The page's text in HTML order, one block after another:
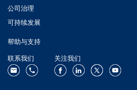
公司治理
可持续发展
帮助与支持
联系我们
关注我们